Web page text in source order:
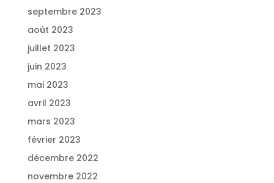
septembre 2023
août 2023
juillet 2023
juin 2023
mai 2023
avril 2023
mars 2023
février 2023
décembre 2022
novembre 2022